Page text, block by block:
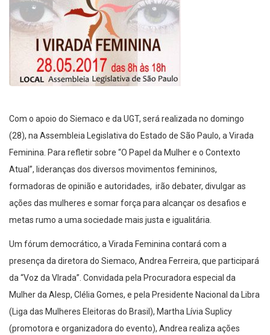
Com o apoio do Siemaco e da UGT, será realizada no domingo
(28), na Assembleia Legislativa do Estado de São Paulo, a Virada
Feminina. Para refletir sobre “O Papel da Mulher e o Contexto
Atual”, lideranças dos diversos movimentos femininos,
formadoras de opinião e autoridades, irão debater, divulgar as
ações das mulheres e somar força para alcançar os desafios e
metas rumo a uma sociedade mais justa e igualitária.
Um fórum democrático, a Virada Feminina contará com a
presença da diretora do Siemaco, Andrea Ferreira, que participará
da “Voz da VIrada”. Convidada pela Procuradora especial da
Mulher da Alesp, Clélia Gomes, e pela Presidente Nacional da Libra
(Liga das Mulheres Eleitoras do Brasil), Martha Lívia Suplicy
(promotora e organizadora do evento), Andrea realiza ações